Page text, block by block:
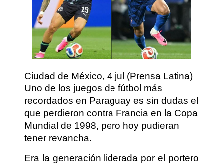
Ciudad de México, 4 jul (Prensa Latina)
Uno de los juegos de fútbol más
recordados en Paraguay es sin dudas el
que perdieron contra Francia en la Copa
Mundial de 1998, pero hoy pudieran
tener revancha.
Era la generación liderada por el portero